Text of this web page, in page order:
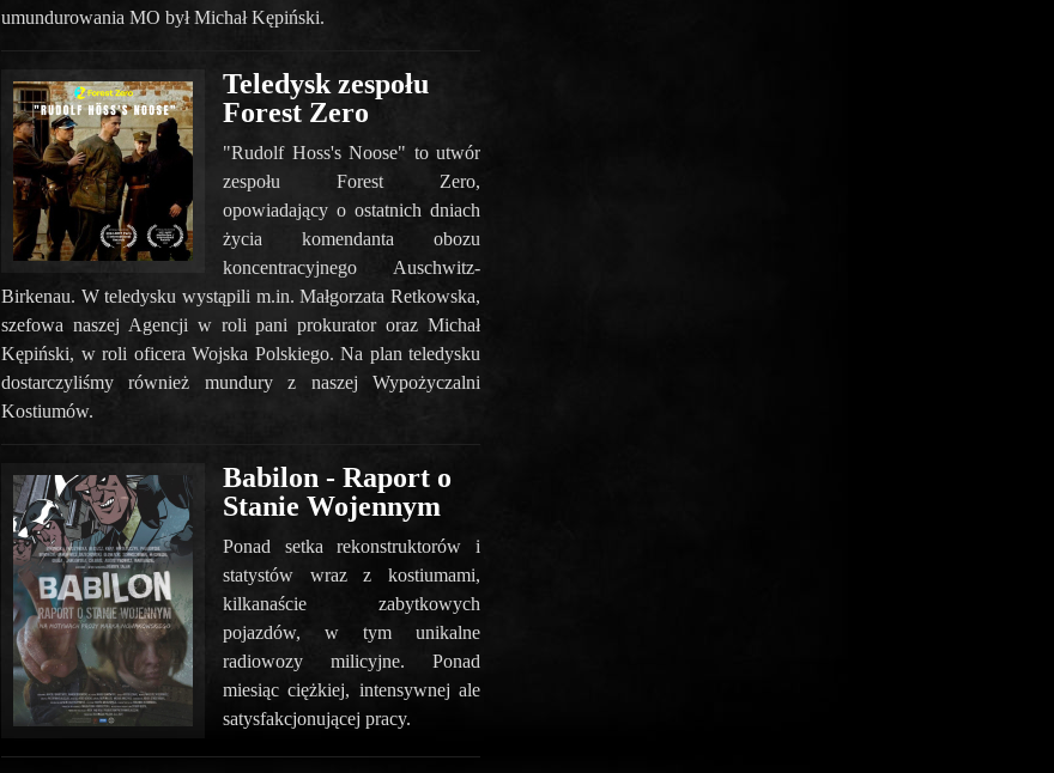
umundurowania MO był Michał Kępiński.
Teledysk zespołu
Forest Zero
"Rudolf Hoss's Noose" to utwór
zespołu Forest Zero,
opowiadający o ostatnich dniach
życia komendanta obozu
koncentracyjnego Auschwitz-
Birkenau. W teledysku wystąpili m.in. Małgorzata Retkowska,
szefowa naszej Agencji w roli pani prokurator oraz Michał
Kępiński, w roli oficera Wojska Polskiego. Na plan teledysku
dostarczyliśmy również mundury z naszej Wypożyczalni
Kostiumów.
Babilon - Raport o
Stanie Wojennym
Ponad setka rekonstruktorów i
statystów wraz z kostiumami,
kilkanaście zabytkowych
pojazdów, w tym unikalne
radiowozy milicyjne. Ponad
miesiąc ciężkiej, intensywnej ale
satysfakcjonującej pracy.